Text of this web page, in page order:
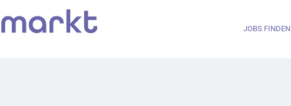
JOBS FINDEN